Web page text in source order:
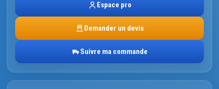
Espace pro
Demander un devis
Suivre ma commande